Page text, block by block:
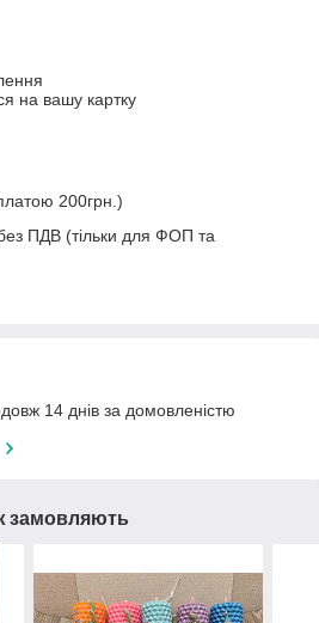
на вашу картку
200грн.)
ПДВ (тільки для ФОП та
14 днів за домовленістю
замовляють